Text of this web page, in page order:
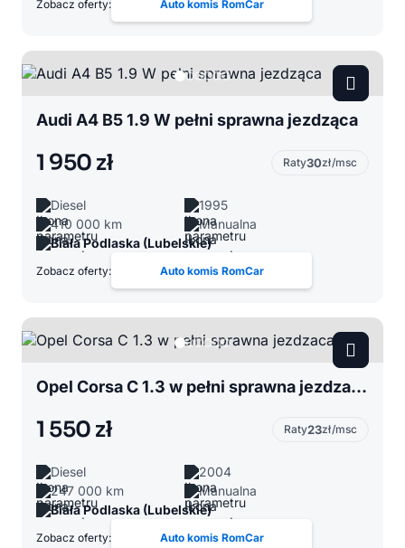
Zobacz oferty: Auto komis RomCar
Audi A4 B5 1.9 W pełni sprawna jezdząca
1 950 zł Raty30zł/msc
Diesel
1995
410 000 km
Manualna
Biała Podlaska (Lubelskie)
Zobacz oferty: Auto komis RomCar
Opel Corsa C 1.3 w pełni sprawna jezdzaca
1 550 zł Raty23zł/msc
Diesel
2004
247 000 km
Manualna
Biała Podlaska (Lubelskie)
Zobacz oferty: Auto komis RomCar